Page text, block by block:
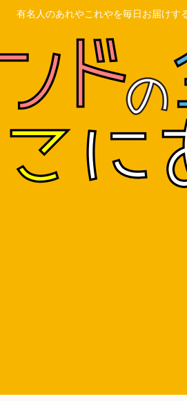
有名人のあれやこれやを毎日お届けす